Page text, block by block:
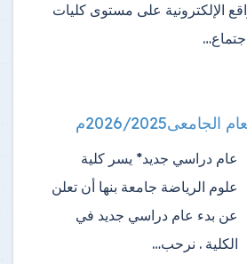
الإلكترونية على مستوى كليات
2025م
عام دراسي جديد* يسر كلية
علوم الرياضة جامعة بنها أن تعلن
عن بدء عام دراسي جديد في
الكلية . نرحب…